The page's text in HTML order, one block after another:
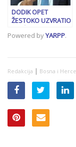
DODIK OPET
ŽESTOKO UZVRATIO
objasni kako je
Powered byYARPP.
Redakcija | Bosna i